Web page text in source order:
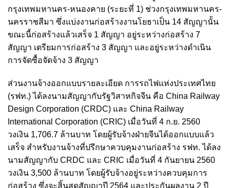
กรุงเทพมหานคร-หนองคาย (ระยะที่ 1) ช่วงกรุงเทพมหานคร-
นครราชสีมา ซึ่งแบ่งงานก่อสร้างงานโยธาเป็น 14 สัญญานั้น
ขณะนี้ก่อสร้างแล้วเสร็จ 1 สัญญา อยู่ระหว่างก่อสร้าง 7
สัญญา เตรียมการก่อสร้าง 3 สัญญา และอยู่ระหว่างดำเนิน
การจัดซื้อจัดจ้าง 3 สัญญา
ส่วนงานจ้างออกแบบรายละเอียด การรถไฟแห่งประเทศไทย
(รฟท.) ได้ลงนามสัญญากับรัฐวิสาหกิจจีน คือ China Railway
Design Corporation (CRDC) และ China Railway
International Corporation (CRIC) เมื่อวันที่ 4 ก.ย. 2560
วงเงิน 1,706.7 ล้านบาท โดยผู้รับจ้างฝ่ายจีนได้ออกแบบแล้ว
เสร็จ สำหรับงานจ้างที่ปรึกษาควบคุมงานก่อสร้าง รฟท. ได้ลง
นามสัญญากับ CRDC และ CRIC เมื่อวันที่ 4 กันยายน 2560
วงเงิน 3,500 ล้านบาท โดยผู้รับจ้างอยู่ระหว่างควบคุมการ
ก่อสร้าง ซึ่งจะสิ้นสุดสัญญาปี 2564 และประกันผลงาน 2 ปี